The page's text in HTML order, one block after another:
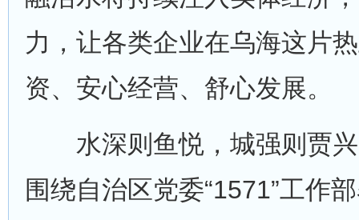
力，让各类企业在乌海这片
资、安心经营、舒心发展。
水深则鱼悦，城强则贾兴
围绕自治区党委“1571”工作